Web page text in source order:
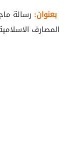
بعنوان: رسالة
المصارف